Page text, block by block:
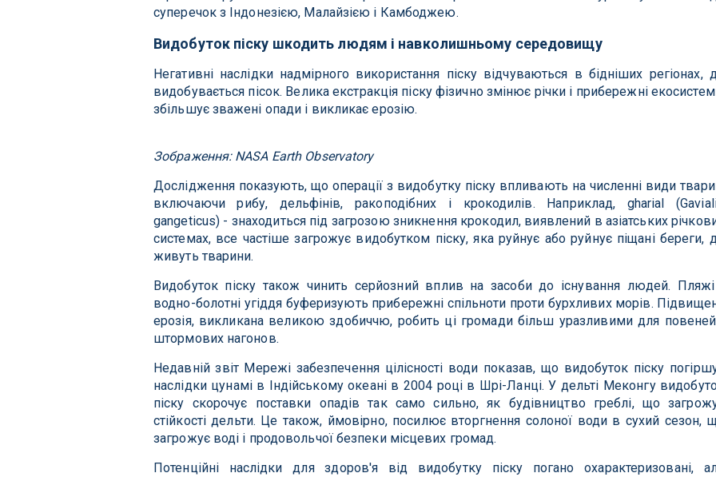
суперечок з Індонезією, Малайзією і Камбоджею.
Видобуток піску шкодить людям і навколишньому середовищу
Негативні наслідки надмірного використання піску відчуваються в бідніших регіонах,
видобувається пісок. Велика екстракція піску фізично змінює річки і прибережні
збільшує зважені опади і викликає ерозію.
Зображення: NASA Earth Observatory
Дослідження показують, що операції з видобутку піску впливають на численні види
включаючи рибу, дельфінів, ракоподібних і крокодилів. Наприклад, gharial
gangeticus) - знаходиться під загрозою зникнення крокодил, виявлений в азіатських
системах, все частіше загрожує видобутком піску, яка руйнує або руйнує піщані береги,
живуть тварини.
Видобуток піску також чинить серйозний вплив на засоби до існування людей. Пляжі
водно-болотні угіддя буферизують прибережні спільноти проти бурхливих морів.
ерозія, викликана великою здобиччю, робить ці громади більш уразливими для
штормових нагонов.
Недавній звіт Мережі забезпечення цілісності води показав, що видобуток піску
наслідки цунамі в Індійському океані в 2004 році в Шрі-Ланці. У дельті Меконгу
піску скорочує поставки опадів так само сильно, як будівництво греблі, що
стійкості дельти. Це також, ймовірно, посилює вторгнення солоної води в сухий сезон,
загрожує воді і продовольчої безпеки місцевих громад.
Потенційні наслідки для здоров'я від видобутку піску погано охарактеризовані,